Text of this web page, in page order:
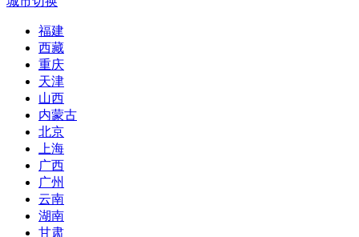
福建
西藏
重庆
天津
山西
内蒙古
北京
上海
广西
广州
云南
湖南
甘肃